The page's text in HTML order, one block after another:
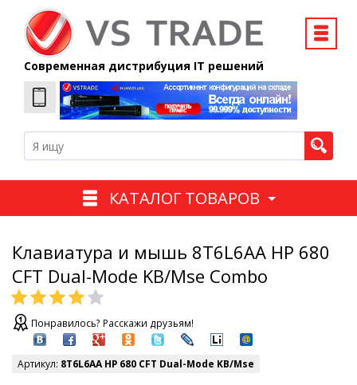
Современная дистрибуция IT решений
КАТАЛОГ ТОВАРОВ
Клавиатура и мышь 8T6L6AA HP 680
CFT Dual-Mode KB/Mse Combo
Понравилось? Расскажи друзьям!
Артикул: 8T6L6AA HP 680 CFT Dual-Mode KB/Mse